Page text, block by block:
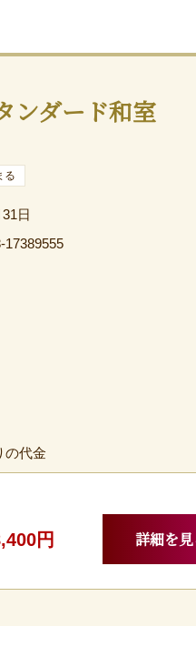
ダード和室
る
日
17389555
の代金
円 詳細を見